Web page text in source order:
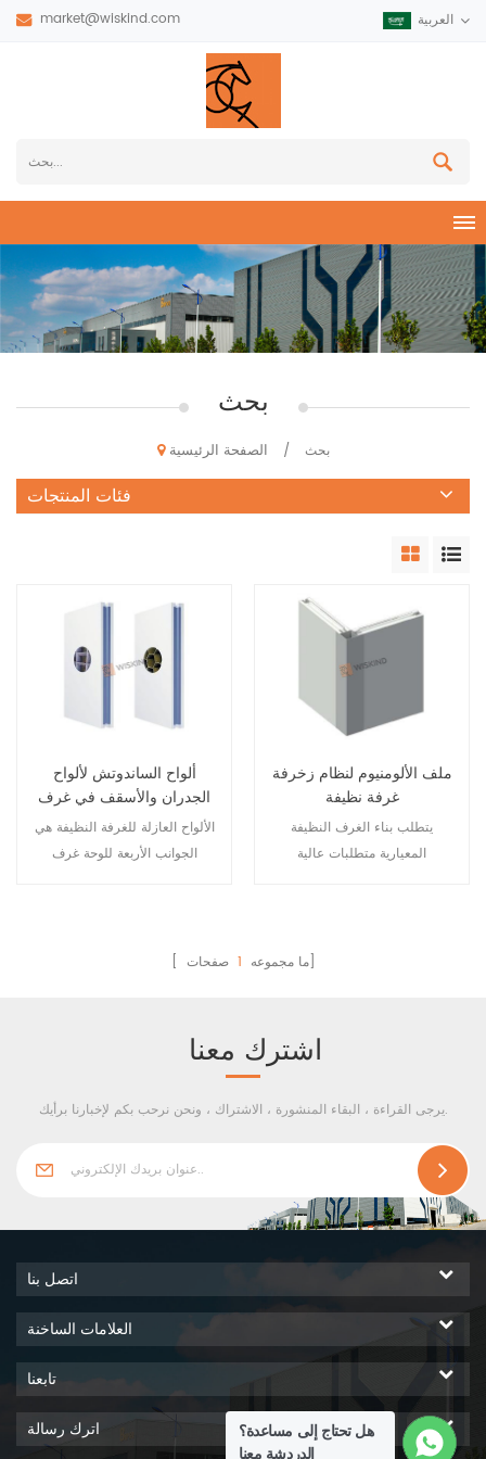
market@wiskind.com العربية
بحث
الصفحة الرئيسية / بحث
فئات المنتجات
ألواح الساندوتش لألواح
الجدران والأسقف في غرف
الأبحاث
الألواح العازلة للغرفة النظيفة هي
الجوانب الأربعة للوحة غرف
الحرارة المنخفضة أو المواسم
الغاية ، يوفر الجسر المكسور
وناقلات العزل الحراري التي
المشكلة. قم بتحسين أداء العزل
وإطالة عمر خدمة اللوحة ، وتقليل
ملف الألومنيوم لنظام زخرفة
غرفة نظيفة
يتطلب بناء الغرف النظيفة
المعيارية متطلبات عالية
بعد معالجة الأكسدة الأنودية ،
استخدام غرفة نظيفة ، لذلك
يمكن أن يطلق عليه أيضًا ملف
[ ما مجموعه 1 صفحات]
اشترك معنا
يرجى القراءة ، البقاء المنشورة ، الاشتراك ، ونحن نرحب بكم لإخبارنا برأيك.
هل تحتاج إلى مساعدة؟
اتصل بنا
العلامات الساخنة
تابعنا
اترك رسالة